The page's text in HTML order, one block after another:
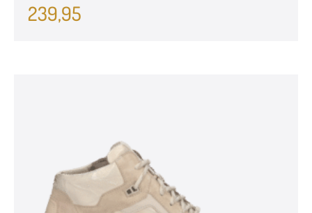
239,95